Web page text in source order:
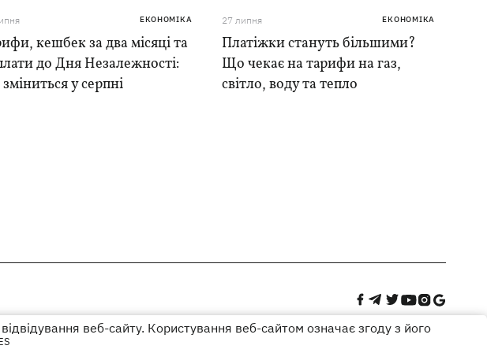
ЕКОНОМІКА
кешбек за два місяці та
до Дня Незалежності:
у серпні
27 липня ЕКОНОМІКА
Платіжки стануть більшими?
Що чекає на тарифи на газ,
світло, воду та тепло
веб-сайту. Користування веб-сайтом означає згоду з його